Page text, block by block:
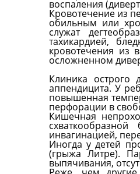
воспаления
Кровотечение из
обильным или
служат
тахикардией,
кровотечения из
осложненном
Клиника острого
аппендицита. У
повышенная
перфорации в
Кишечная
инвагинацией,
Иногда у детей
(грыжа Литре).
выпячивания,